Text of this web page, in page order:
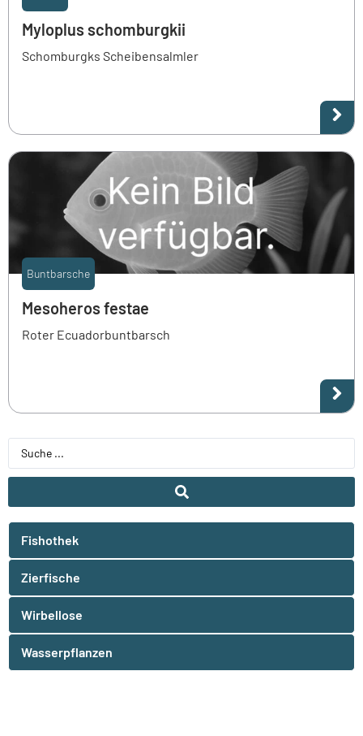
Myloplus schomburgkii
Schomburgks Scheibensalmler
Buntbarsche
Mesoheros festae
Roter Ecuadorbuntbarsch
Fishothek
Zierfische
Wirbellose
Wasserpflanzen